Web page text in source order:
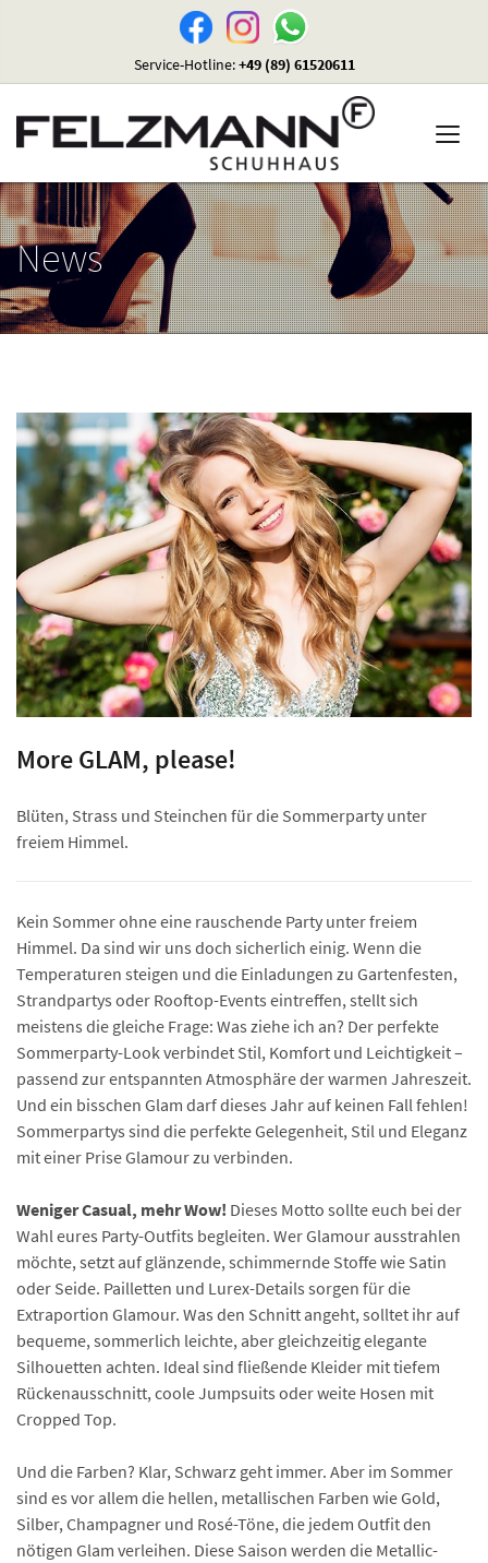
Service-Hotline:+49 (89) 61520611
News
More GLAM, please!
Blüten, Strass und Steinchen für die Sommerparty unter
freiem Himmel.
Kein Sommer ohne eine rauschende Party unter freiem
Himmel. Da sind wir uns doch sicherlich einig. Wenn die
Temperaturen steigen und die Einladungen zu Gartenfesten,
Strandpartys oder Rooftop-Events eintreffen, stellt sich
meistens die gleiche Frage: Was ziehe ich an? Der perfekte
Sommerparty-Look verbindet Stil, Komfort und Leichtigkeit –
passend zur entspannten Atmosphäre der warmen Jahreszeit.
Und ein bisschen Glam darf dieses Jahr auf keinen Fall fehlen!
Sommerpartys sind die perfekte Gelegenheit, Stil und Eleganz
mit einer Prise Glamour zu verbinden.
Weniger Casual, mehr Wow! Dieses Motto sollte euch bei der
Wahl eures Party-Outfits begleiten. Wer Glamour ausstrahlen
möchte, setzt auf glänzende, schimmernde Stoffe wie Satin
oder Seide. Pailletten und Lurex-Details sorgen für die
Extraportion Glamour. Was den Schnitt angeht, solltet ihr auf
bequeme, sommerlich leichte, aber gleichzeitig elegante
Silhouetten achten. Ideal sind fließende Kleider mit tiefem
Rückenausschnitt, coole Jumpsuits oder weite Hosen mit
Cropped Top.
Und die Farben? Klar, Schwarz geht immer. Aber im Sommer
sind es vor allem die hellen, metallischen Farben wie Gold,
Silber, Champagner und Rosé-Töne, die jedem Outfit den
nötigen Glam verleihen. Diese Saison werden die Metallic-